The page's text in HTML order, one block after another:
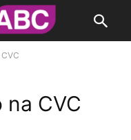
na CVC